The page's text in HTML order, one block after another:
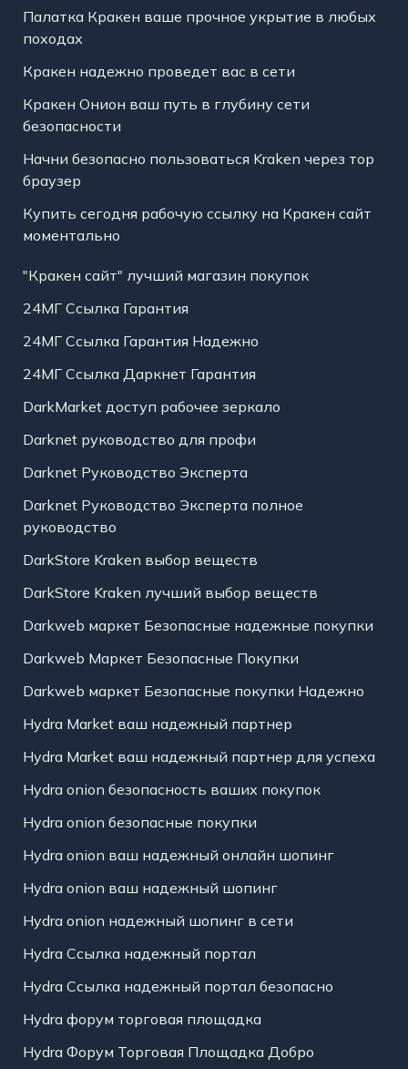
Палатка Кракен ваше прочное укрытие в любых
походах
Кракен надежно проведет вас в сети
Кракен Онион ваш путь в глубину сети
безопасности
Начни безопасно пользоваться Kraken через тор
браузер
Купить сегодня рабочую ссылку на Кракен сайт
моментально
"Кракен сайт" лучший магазин покупок
24МГ Ссылка Гарантия
24МГ Ссылка Гарантия Надежно
24МГ Ссылка Даркнет Гарантия
DarkMarket доступ рабочее зеркало
Darknet руководство для профи
Darknet Руководство Эксперта
Darknet Руководство Эксперта полное
руководство
DarkStore Kraken выбор веществ
DarkStore Kraken лучший выбор веществ
Darkweb маркет Безопасные надежные покупки
Darkweb Маркет Безопасные Покупки
Darkweb маркет Безопасные покупки Надежно
Hydra Market ваш надежный партнер
Hydra Market ваш надежный партнер для успеха
Hydra onion безопасность ваших покупок
Hydra onion безопасные покупки
Hydra onion ваш надежный онлайн шопинг
Hydra onion ваш надежный шопинг
Hydra onion надежный шопинг в сети
Hydra Ссылка надежный портал
Hydra Ссылка надежный портал безопасно
Hydra форум торговая площадка
Hydra Форум Торговая Площадка Добро